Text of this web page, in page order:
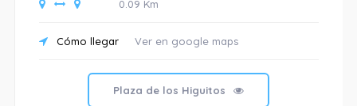
0.09 Km
Cómo llegar Ver en google maps
Plaza de los Higuitos